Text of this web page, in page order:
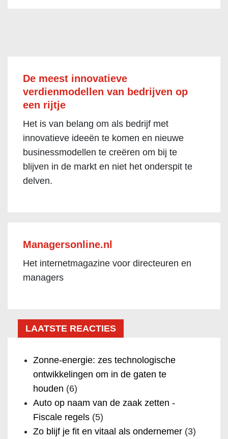
De meest innovatieve
verdienmodellen van bedrijven op
een rijtje
Het is van belang om als bedrijf met
innovatieve ideeën te komen en nieuwe
businessmodellen te creëren om bij te
blijven in de markt en niet het onderspit te
delven.
Managersonline.nl
Het internetmagazine voor directeuren en
managers
LAATSTE REACTIES
Zonne-energie: zes technologische
ontwikkelingen om in de gaten te
houden (6)
Auto op naam van de zaak zetten -
Fiscale regels (5)
Zo blijf je fit en vitaal als ondernemer (3)